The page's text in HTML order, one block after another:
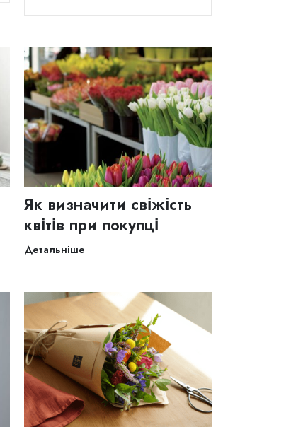
Як визначити свіжість
квітів при покупці
Детальніше